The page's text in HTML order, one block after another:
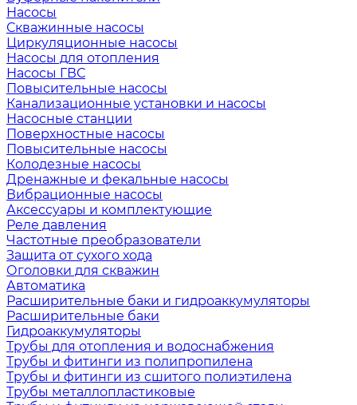
Насосы
Скважинные насосы
Циркуляционные насосы
Насосы для отопления
Насосы ГВС
Повысительные насосы
Канализационные установки и насосы
Насосные станции
Поверхностные насосы
Повысительные насосы
Колодезные насосы
Дренажные и фекальные насосы
Вибрационные насосы
Аксессуары и комплектующие
Реле давления
Частотные преобразователи
Защита от сухого хода
Оголовки для скважин
Автоматика
Расширительные баки и гидроаккумуляторы
Расширительные баки
Гидроаккумуляторы
Трубы для отопления и водоснабжения
Трубы и фитинги из полипропилена
Трубы и фитинги из сшитого полиэтилена
Трубы металлопластиковые